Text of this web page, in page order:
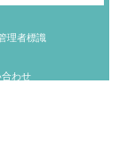
理者標識
合わせ